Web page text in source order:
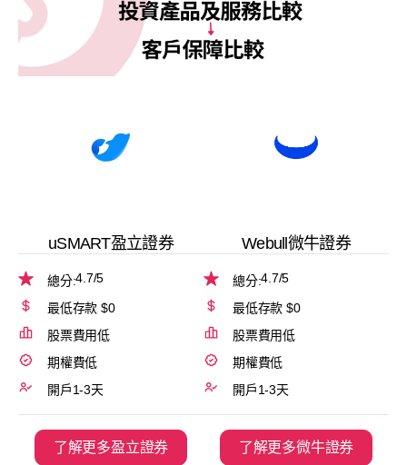
uSMART盈立證券
總分:4.7/5
最低存款 $0
股票費用低
期權費低
開戶1-3天
了解更多盈立證券
Webull微牛證券
總分:4.7/5
最低存款 $0
股票費用低
期權費低
開戶1-3天
了解更多微牛證券